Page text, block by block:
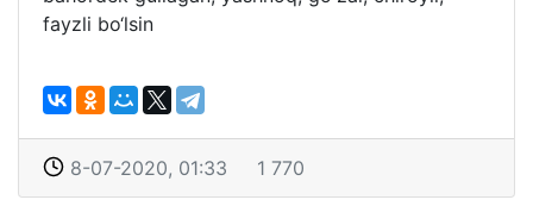
fayzli bo‘lsin
8-07-2020, 01:33 1 770